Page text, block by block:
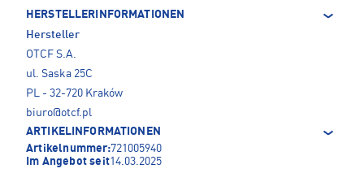
HERSTELLERINFORMATIONEN
Hersteller
OTCF S.A.
ul. Saska 25C
PL - 32-720 Kraków
biuro@otcf.pl
ARTIKELINFORMATIONEN
Artikelnummer:721005940
Im Angebot seit14.03.2025